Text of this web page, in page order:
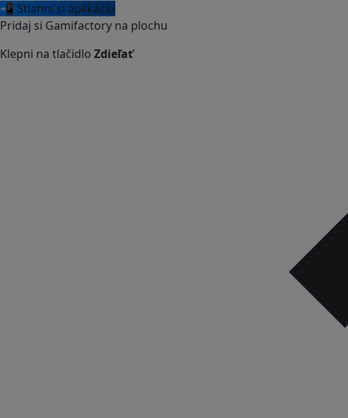
📲 Stiahni si aplikáciu
Pridaj si Gamifactory na plochu
Klepni na tlačidlo Zdieľať